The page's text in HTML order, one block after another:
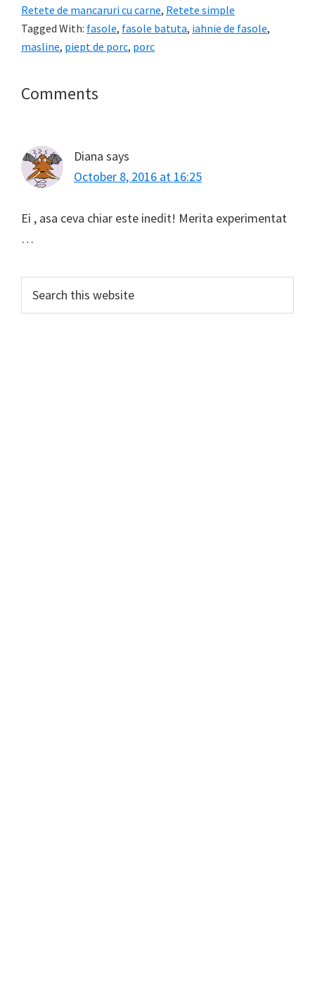
Retete de mancaruri cu carne, Retete simple
Tagged With: fasole, fasole batuta, iahnie de fasole,
masline, piept de porc, porc
Reader
Comments
Diana says
October 8, 2016 at 16:25
Ei , asa ceva chiar este inedit! Merita experimentat
…
Primary
Sidebar
this